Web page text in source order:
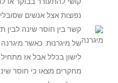
נפוצות אצל אנשים
קשר בין חוסר שינה לבין
של מיגרנות. כאשר
לישון בכלל אבל אז
מחקרים מצאו כי חוסר